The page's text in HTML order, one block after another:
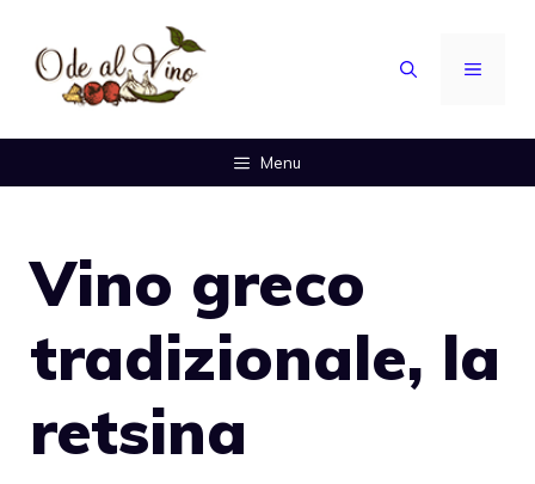
contenuto
MENU
Menu
Vino greco
tradizionale, la
retsina